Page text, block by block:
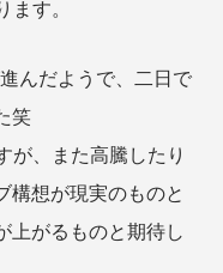
ます。
んだようで、二日で
笑
が、また高騰したり
構想が現実のものと
上がるものと期待し